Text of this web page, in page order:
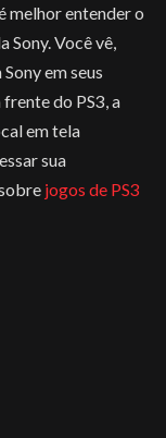
melhor entender o
Sony. Você vê,
em seus
do PS3, a
em tela
sua
jogos de PS3